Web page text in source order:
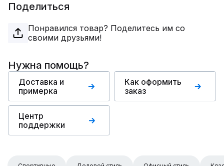
Поделиться
Понравился товар? Поделитесь им со
своими друзьями!
Нужна помощь?
Доставка и
примерка
Как оформить
заказ
Центр
поддержки